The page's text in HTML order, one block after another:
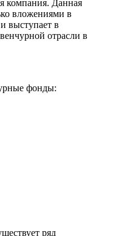
компания. Данная
вложениями в
выступает в
отрасли в
фонды:
ряд